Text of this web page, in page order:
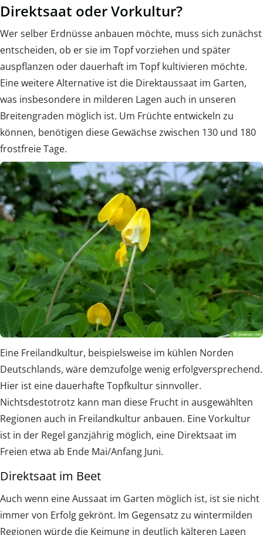
Direktsaat oder Vorkultur?
Wer selber Erdnüsse anbauen möchte, muss sich zunächst
entscheiden, ob er sie im Topf vorziehen und später
auspflanzen oder dauerhaft im Topf kultivieren möchte.
Eine weitere Alternative ist die Direktaussaat im Garten,
was insbesondere in milderen Lagen auch in unseren
Breitengraden möglich ist. Um Früchte entwickeln zu
können, benötigen diese Gewächse zwischen 130 und 180
frostfreie Tage.
Eine Freilandkultur, beispielsweise im kühlen Norden
Deutschlands, wäre demzufolge wenig erfolgversprechend.
Hier ist eine dauerhafte Topfkultur sinnvoller.
Nichtsdestotrotz kann man diese Frucht in ausgewählten
Regionen auch in Freilandkultur anbauen. Eine Vorkultur
ist in der Regel ganzjährig möglich, eine Direktsaat im
Freien etwa ab Ende Mai/Anfang Juni.
Direktsaat im Beet
Auch wenn eine Aussaat im Garten möglich ist, ist sie nicht
immer von Erfolg gekrönt. Im Gegensatz zu wintermilden
Regionen würde die Keimung in deutlich kälteren Lagen